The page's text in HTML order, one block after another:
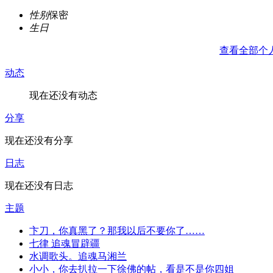
性别保密
生日
查看全部个
动态
现在还没有动态
分享
现在还没有分享
日志
现在还没有日志
主题
卞刀，你真黑了？那我以后不要你了……
七律 追魂冒辟疆
水调歌头。追魂马湘兰
小小，你去扒拉一下徐佛的帖，看是不是你四姐